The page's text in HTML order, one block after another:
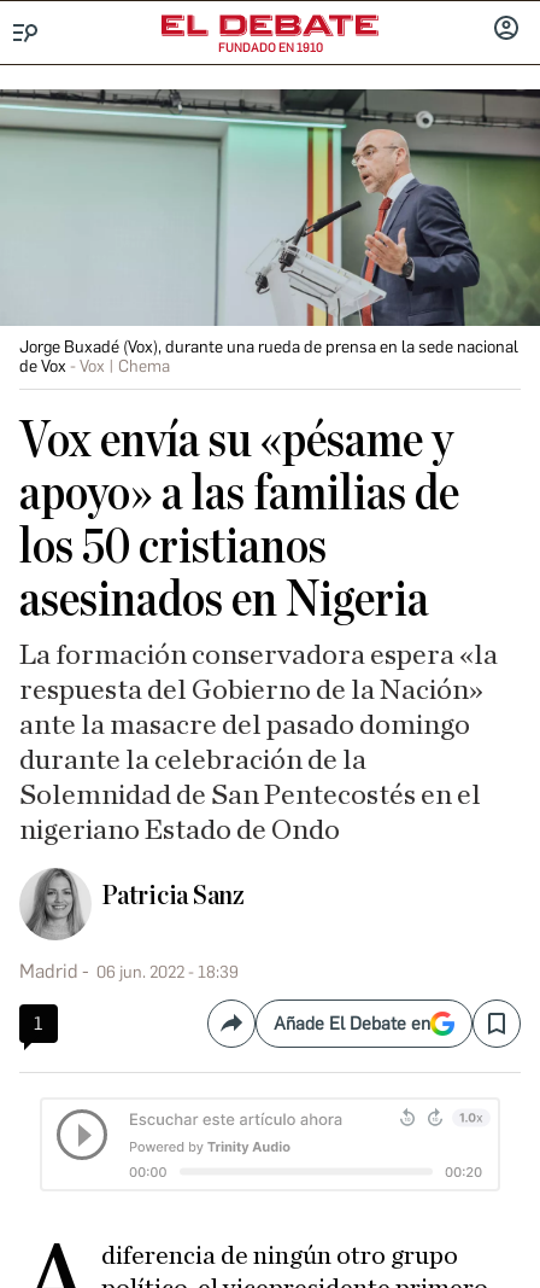
FUNDADO EN 1910
Jorge Buxadé (Vox), durante una rueda de prensa en la sede nacional
de Vox
Vox | Chema
Vox envía su «pésame y
apoyo» a las familias de
los 50 cristianos
asesinados en Nigeria
La formación conservadora espera «la
respuesta del Gobierno de la Nación»
ante la masacre del pasado domingo
durante la celebración de la
Solemnidad de San Pentecostés en el
nigeriano Estado de Ondo
Patricia Sanz
Madrid 06 jun. 2022 - 18:39
1 CompartirAñade El Debate en Save
diferencia de ningún otro grupo